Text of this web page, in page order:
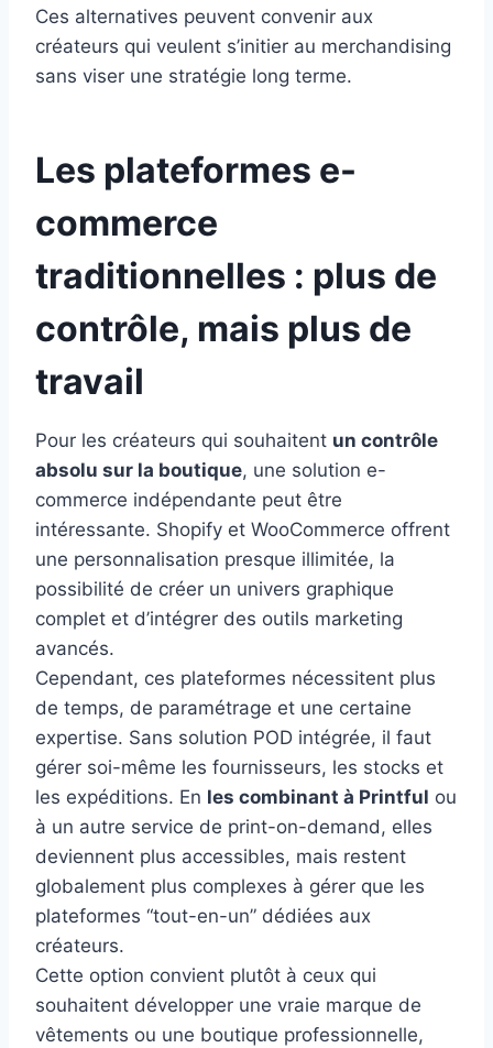
Ces alternatives peuvent convenir aux
créateurs qui veulent s’initier au merchandising
sans viser une stratégie long terme.
Les plateformes e-
commerce
traditionnelles : plus de
contrôle, mais plus de
travail
Pour les créateurs qui souhaitent un contrôle
absolu sur la boutique, une solution e-
commerce indépendante peut être
intéressante. Shopify et WooCommerce offrent
une personnalisation presque illimitée, la
possibilité de créer un univers graphique
complet et d’intégrer des outils marketing
avancés.
Cependant, ces plateformes nécessitent plus
de temps, de paramétrage et une certaine
expertise. Sans solution POD intégrée, il faut
gérer soi-même les fournisseurs, les stocks et
les expéditions. En les combinant à Printful ou
à un autre service de print-on-demand, elles
deviennent plus accessibles, mais restent
globalement plus complexes à gérer que les
plateformes “tout-en-un” dédiées aux
créateurs.
Cette option convient plutôt à ceux qui
souhaitent développer une vraie marque de
vêtements ou une boutique professionnelle,